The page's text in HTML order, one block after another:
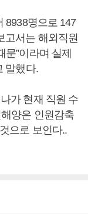
8938명으로 147
고서는 해외직원
”이라며 실제
말했다.
가 현재 직원 수
양은 인원감축
으로 보인다..